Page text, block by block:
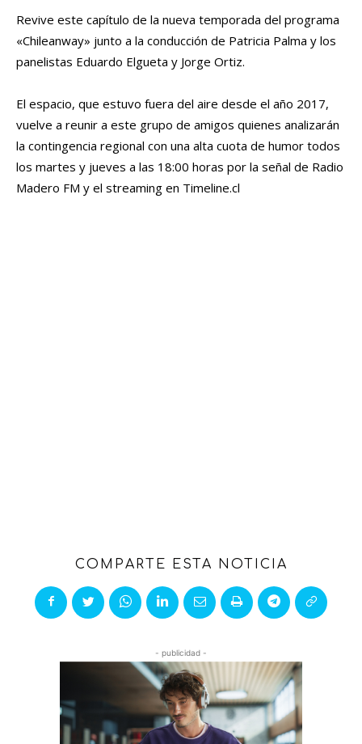
Revive este capítulo de la nueva temporada del programa
«Chileanway» junto a la conducción de Patricia Palma y los
panelistas Eduardo Elgueta y Jorge Ortiz.
El espacio, que estuvo fuera del aire desde el año 2017,
vuelve a reunir a este grupo de amigos quienes analizarán
la contingencia regional con una alta cuota de humor todos
los martes y jueves a las 18:00 horas por la señal de Radio
Madero FM y el streaming en Timeline.cl
COMPARTE ESTA NOTICIA
- publicidad -